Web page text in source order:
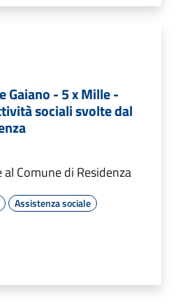
Gaiano - 5 x Mille -
sociali svolte dal
Comune di Residenza
Assistenza sociale